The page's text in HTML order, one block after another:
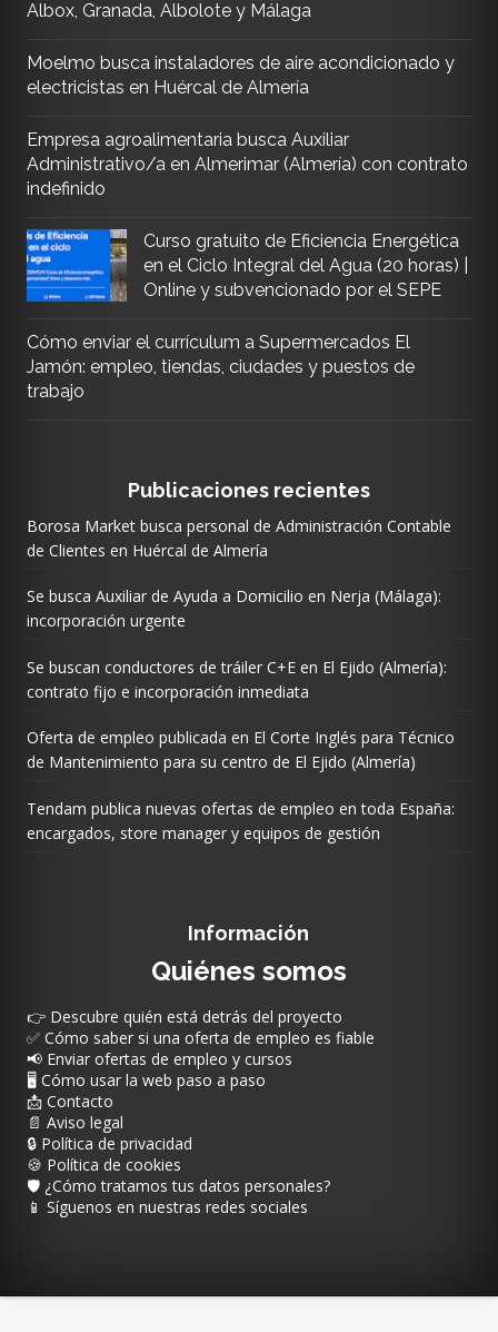
Albox, Granada, Albolote y Málaga
Moelmo busca instaladores de aire acondicionado y
electricistas en Huércal de Almería
Empresa agroalimentaria busca Auxiliar
Administrativo/a en Almerimar (Almería) con contrato
indefinido
Curso gratuito de Eficiencia Energética
en el Ciclo Integral del Agua (20 horas) |
Online y subvencionado por el SEPE
Cómo enviar el currículum a Supermercados El
Jamón: empleo, tiendas, ciudades y puestos de
trabajo
Publicaciones recientes
Borosa Market busca personal de Administración Contable
de Clientes en Huércal de Almería
Se busca Auxiliar de Ayuda a Domicilio en Nerja (Málaga):
incorporación urgente
Se buscan conductores de tráiler C+E en El Ejido (Almería):
contrato fijo e incorporación inmediata
Oferta de empleo publicada en El Corte Inglés para Técnico
de Mantenimiento para su centro de El Ejido (Almería)
Tendam publica nuevas ofertas de empleo en toda España:
encargados, store manager y equipos de gestión
Información
Quiénes somos
👉 Descubre quién está detrás del proyecto
✅ Cómo saber si una oferta de empleo es fiable
📢 Enviar ofertas de empleo y cursos
🖥️ Cómo usar la web paso a paso
📩 Contacto
📄 Aviso legal
🔒 Política de privacidad
🍪 Política de cookies
🛡️ ¿Cómo tratamos tus datos personales?
📱 Síguenos en nuestras redes sociales